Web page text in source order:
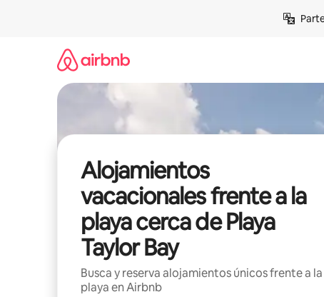
Alojamientos
vacacionales frente a la
playa cerca de Playa
Taylor Bay
Busca y reserva alojamientos únicos frente a la
playa en Airbnb